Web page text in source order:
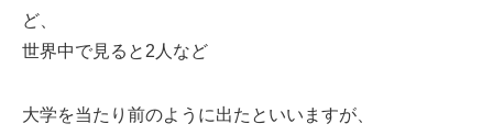
ど、
世界中で見ると2人など
大学を当たり前のように出たといいますが、